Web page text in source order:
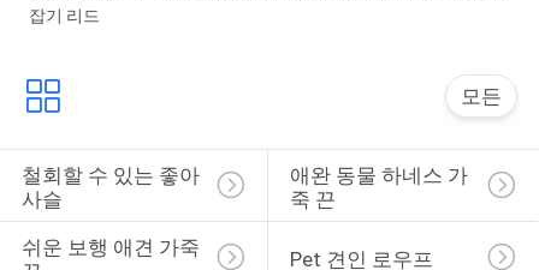
잡기 리드
모든
철회할 수 있는 좋아
사슬
애완 동물 하네스 가
죽 끈
쉬운 보행 애견 가죽
Pet 견인 로우프